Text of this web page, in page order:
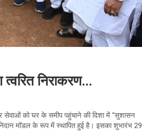
निराकरण…
सेवाओं को घर के समीप पहुंचाने की दिशा में “सुशासन
मॉडल के रूप में स्थापित हुई है। इसका शुभारंभ 29